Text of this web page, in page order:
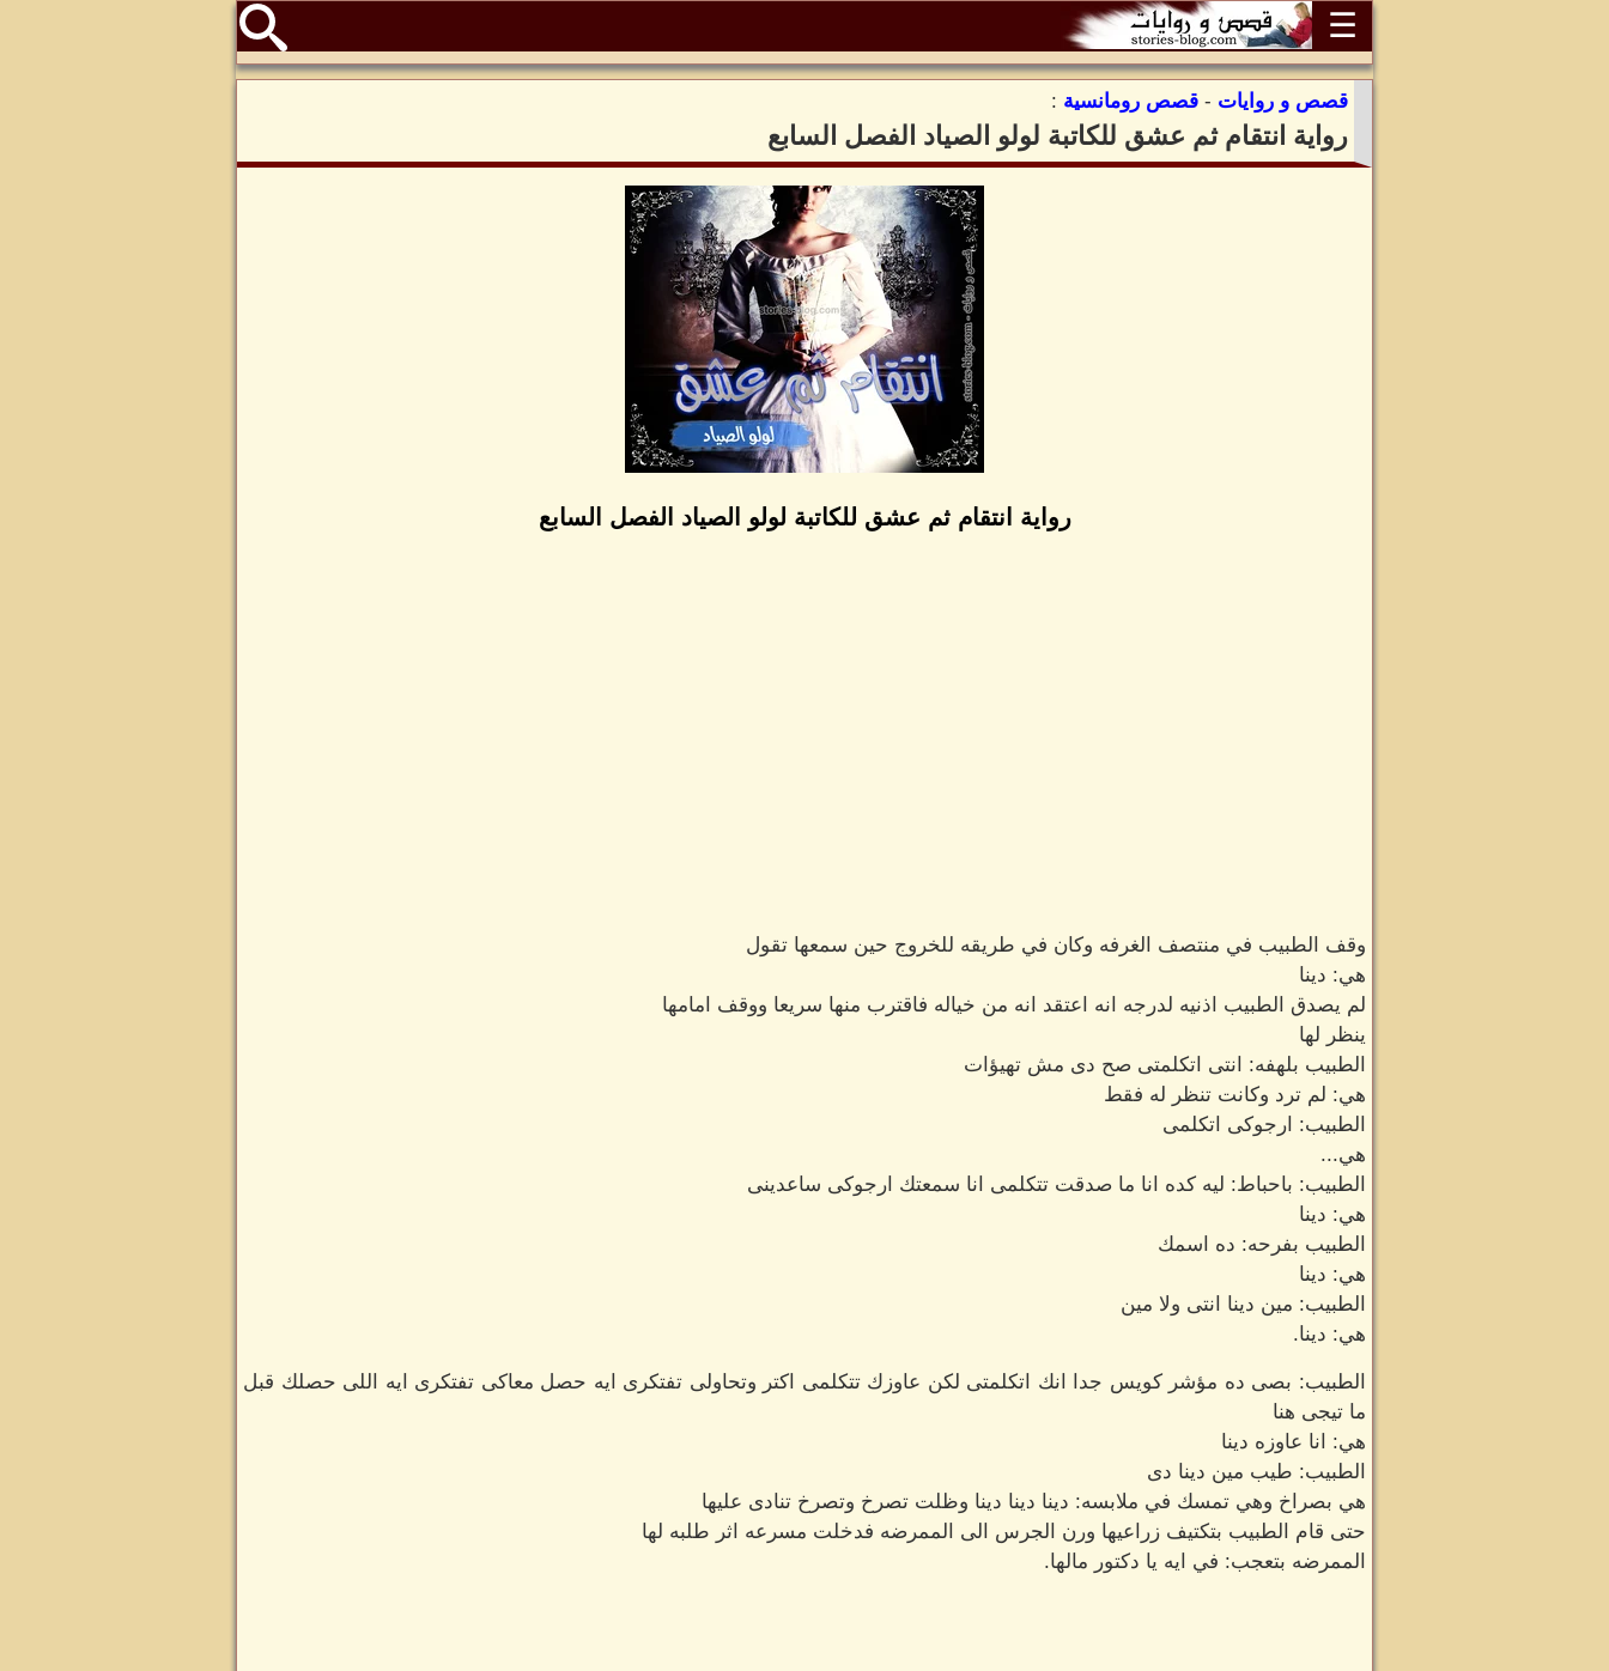
☰
قصص و روايات - قصص رومانسية :
رواية انتقام ثم عشق للكاتبة لولو الصياد الفصل السابع
رواية انتقام ثم عشق للكاتبة لولو الصياد الفصل السابع
وقف الطبيب في منتصف الغرفه وكان في طريقه للخروج حين سمعها تقول
هي: دينا
لم يصدق الطبيب اذنيه لدرجه انه اعتقد انه من خياله فاقترب منها سريعا ووقف امامها
ينظر لها
الطبيب بلهفه: انتى اتكلمتى صح دى مش تهيؤات
هي: لم ترد وكانت تنظر له فقط
الطبيب: ارجوكى اتكلمى
هي...
الطبيب: باحباط: ليه كده انا ما صدقت تتكلمى انا سمعتك ارجوكى ساعدينى
هي: دينا
الطبيب بفرحه: ده اسمك
هي: دينا
الطبيب: مين دينا انتى ولا مين
هي: دينا.
الطبيب: بصى ده مؤشر كويس جدا انك اتكلمتى لكن عاوزك تتكلمى اكتر وتحاولى تفتكرى ايه حصل معاكى تفتكرى ايه اللى حصلك قبل
ما تيجى هنا
هي: انا عاوزه دينا
الطبيب: طيب مين دينا دى
هي بصراخ وهي تمسك في ملابسه: دينا دينا دينا وظلت تصرخ وتصرخ تنادى عليها
حتى قام الطبيب بتكتيف زراعيها ورن الجرس الى الممرضه فدخلت مسرعه اثر طلبه لها
الممرضه بتعجب: في ايه يا دكتور مالها.